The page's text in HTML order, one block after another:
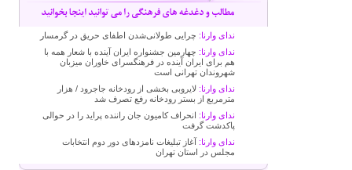
ندای وارنا: چرایی طولانی‌شدن اطفای حریق در گرمسار
ندای وارنا: چهارمین جشنواره ایران آینده با شعار همه با
هم برای ایران آینده در فرهنگسرای خاوران میزبان
شهروندان تهرانی است
ندای وارنا: لایروبی بخشی از رودخانه جاجرود / هزار
مترمربع از بستر رودخانه رفع تصرف شد
ندای وارنا: انحراف کامیون جان راننده پراید را در حوالی
پاکدشت گرفت
ندای وارنا: آغاز تبلیغات نامزدهای دور دوم انتخابات
مجلس در استان تهران